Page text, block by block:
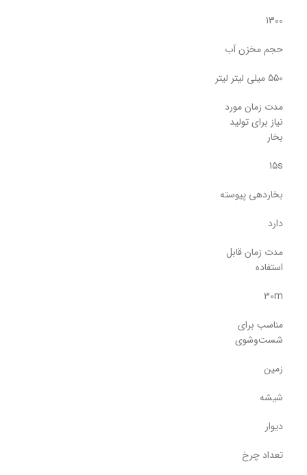
1300
حجم مخزن آب
550 میلی لیتر لیتر
مدت زمان مورد
نیاز برای تولید
بخار
15s
بخاردهی پیوسته
دارد
مدت زمان قابل
استفاده
30m
مناسب برای
شست‌و‌شوی
زمین
شیشه
دیوار
تعداد چرخ